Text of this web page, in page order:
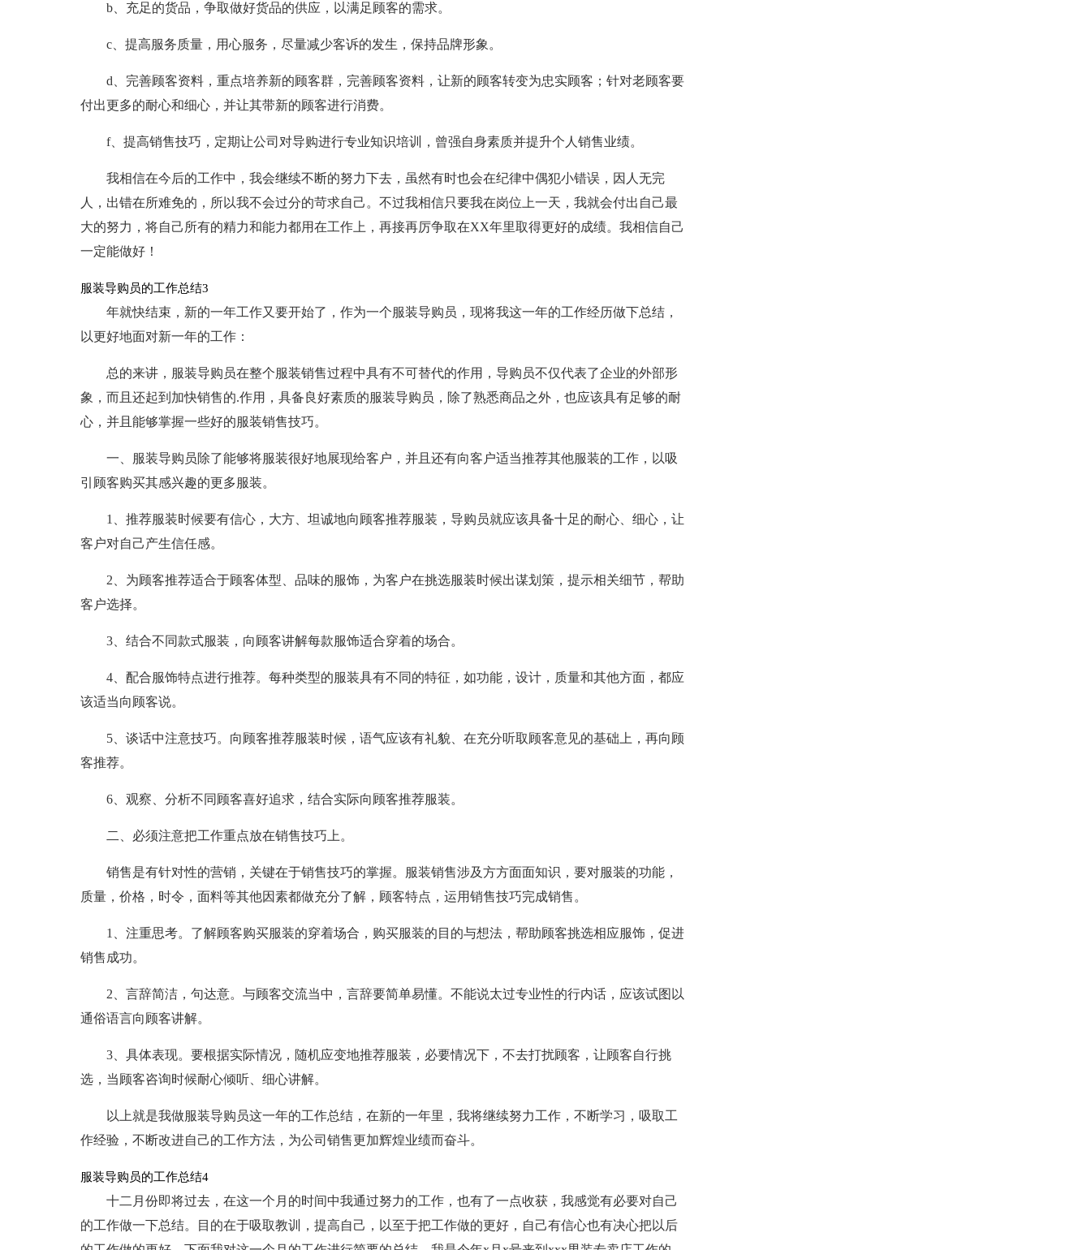
b、充足的货品，争取做好货品的供应，以满足顾客的需求。
c、提高服务质量，用心服务，尽量减少客诉的发生，保持品牌形象。
d、完善顾客资料，重点培养新的顾客群，完善顾客资料，让新的顾客转变为忠实顾客；针对老顾客要
付出更多的耐心和细心，并让其带新的顾客进行消费。
f、提高销售技巧，定期让公司对导购进行专业知识培训，曾强自身素质并提升个人销售业绩。
我相信在今后的工作中，我会继续不断的努力下去，虽然有时也会在纪律中偶犯小错误，因人无完
人，出错在所难免的，所以我不会过分的苛求自己。不过我相信只要我在岗位上一天，我就会付出自己最
大的努力，将自己所有的精力和能力都用在工作上，再接再厉争取在XX年里取得更好的成绩。我相信自己
一定能做好！
服装导购员的工作总结3
年就快结束，新的一年工作又要开始了，作为一个服装导购员，现将我这一年的工作经历做下总结，
以更好地面对新一年的工作：
总的来讲，服装导购员在整个服装销售过程中具有不可替代的作用，导购员不仅代表了企业的外部形
象，而且还起到加快销售的.作用，具备良好素质的服装导购员，除了熟悉商品之外，也应该具有足够的耐
心，并且能够掌握一些好的服装销售技巧。
一、服装导购员除了能够将服装很好地展现给客户，并且还有向客户适当推荐其他服装的工作，以吸
引顾客购买其感兴趣的更多服装。
1、推荐服装时候要有信心，大方、坦诚地向顾客推荐服装，导购员就应该具备十足的耐心、细心，让
客户对自己产生信任感。
2、为顾客推荐适合于顾客体型、品味的服饰，为客户在挑选服装时候出谋划策，提示相关细节，帮助
客户选择。
3、结合不同款式服装，向顾客讲解每款服饰适合穿着的场合。
4、配合服饰特点进行推荐。每种类型的服装具有不同的特征，如功能，设计，质量和其他方面，都应
该适当向顾客说。
5、谈话中注意技巧。向顾客推荐服装时候，语气应该有礼貌、在充分听取顾客意见的基础上，再向顾
客推荐。
6、观察、分析不同顾客喜好追求，结合实际向顾客推荐服装。
二、必须注意把工作重点放在销售技巧上。
销售是有针对性的营销，关键在于销售技巧的掌握。服装销售涉及方方面面知识，要对服装的功能，
质量，价格，时令，面料等其他因素都做充分了解，顾客特点，运用销售技巧完成销售。
1、注重思考。了解顾客购买服装的穿着场合，购买服装的目的与想法，帮助顾客挑选相应服饰，促进
销售成功。
2、言辞简洁，句达意。与顾客交流当中，言辞要简单易懂。不能说太过专业性的行内话，应该试图以
通俗语言向顾客讲解。
3、具体表现。要根据实际情况，随机应变地推荐服装，必要情况下，不去打扰顾客，让顾客自行挑
选，当顾客咨询时候耐心倾听、细心讲解。
以上就是我做服装导购员这一年的工作总结，在新的一年里，我将继续努力工作，不断学习，吸取工
作经验，不断改进自己的工作方法，为公司销售更加辉煌业绩而奋斗。
服装导购员的工作总结4
十二月份即将过去，在这一个月的时间中我通过努力的工作，也有了一点收获，我感觉有必要对自己
的工作做一下总结。目的在于吸取教训，提高自己，以至于把工作做的更好，自己有信心也有决心把以后